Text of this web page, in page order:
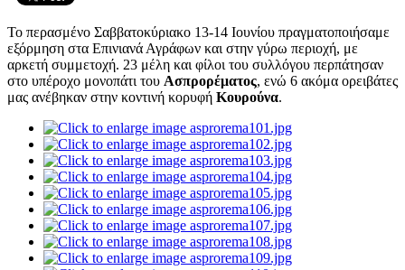
Το περασμένο Σαββατοκύριακο 13-14 Ιουνίου πραγματοποιήσαμε
εξόρμηση στα Επινιανά Αγράφων και στην γύρω περιοχή, με
αρκετή συμμετοχή. 23 μέλη και φίλοι του συλλόγου περπάτησαν
στο υπέροχο μονοπάτι του Ασπρορέματος, ενώ 6 ακόμα ορειβάτες
μας ανέβηκαν στην κοντινή κορυφή Κουρούνα.